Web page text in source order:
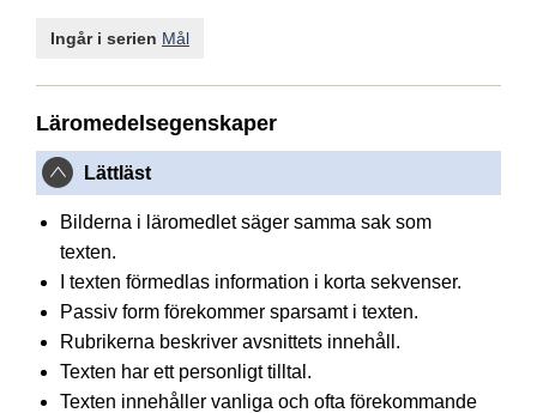
Ingår i serien Mål
Läromedelsegenskaper
Lättläst
Bilderna i läromedlet säger samma sak som
texten.
I texten förmedlas information i korta sekvenser.
Passiv form förekommer sparsamt i texten.
Rubrikerna beskriver avsnittets innehåll.
Texten har ett personligt tilltal.
Texten innehåller vanliga och ofta förekommande